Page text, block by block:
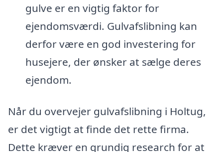
gulve er en vigtig faktor for
ejendomsværdi. Gulvafslibning kan
derfor være en god investering for
husejere, der ønsker at sælge deres
ejendom.
Når du overvejer gulvafslibning i Holtug,
er det vigtigt at finde det rette firma.
Dette kræver en grundig research for at